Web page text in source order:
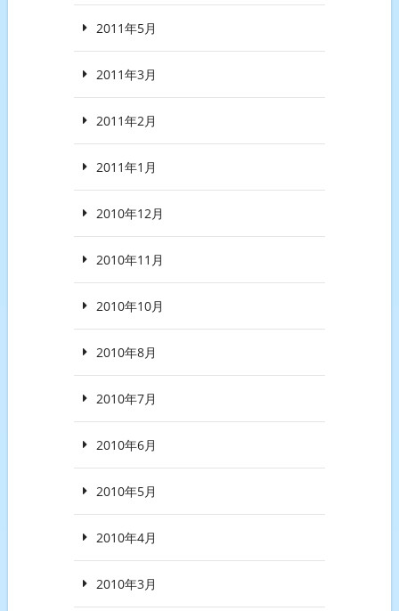
2011年5月
2011年3月
2011年2月
2011年1月
2010年12月
2010年11月
2010年10月
2010年8月
2010年7月
2010年6月
2010年5月
2010年4月
2010年3月